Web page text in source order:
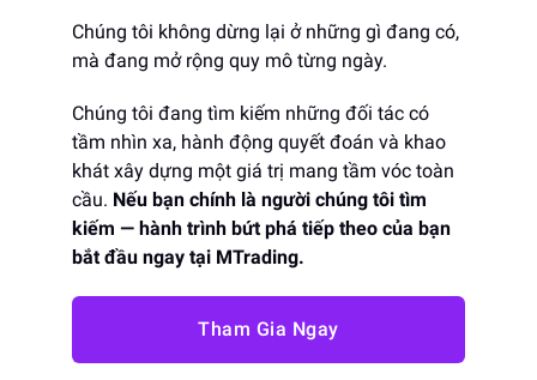
Chúng tôi không dừng lại ở những gì đang có,
mà đang mở rộng quy mô từng ngày.
Chúng tôi đang tìm kiếm những đối tác có
tầm nhìn xa, hành động quyết đoán và khao
khát xây dựng một giá trị mang tầm vóc toàn
cầu. Nếu bạn chính là người chúng tôi tìm
kiếm — hành trình bứt phá tiếp theo của bạn
bắt đầu ngay tại MTrading.
Tham Gia Ngay